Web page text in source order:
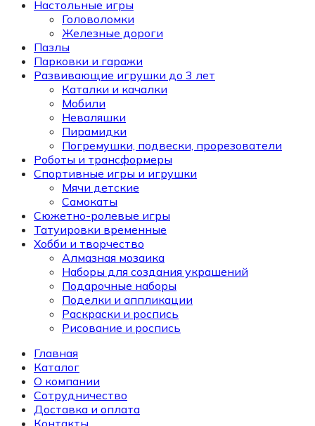
Настольные игры
Головоломки
Железные дороги
Пазлы
Парковки и гаражи
Развивающие игрушки до 3 лет
Каталки и качалки
Мобили
Неваляшки
Пирамидки
Погремушки, подвески, прорезователи
Роботы и трансформеры
Спортивные игры и игрушки
Мячи детские
Самокаты
Сюжетно-ролевые игры
Татуировки временные
Хобби и творчество
Алмазная мозаика
Наборы для создания украшений
Подарочные наборы
Поделки и аппликации
Раскраски и роспись
Рисование и роспись
Главная
Каталог
О компании
Сотрудничество
Доставка и оплата